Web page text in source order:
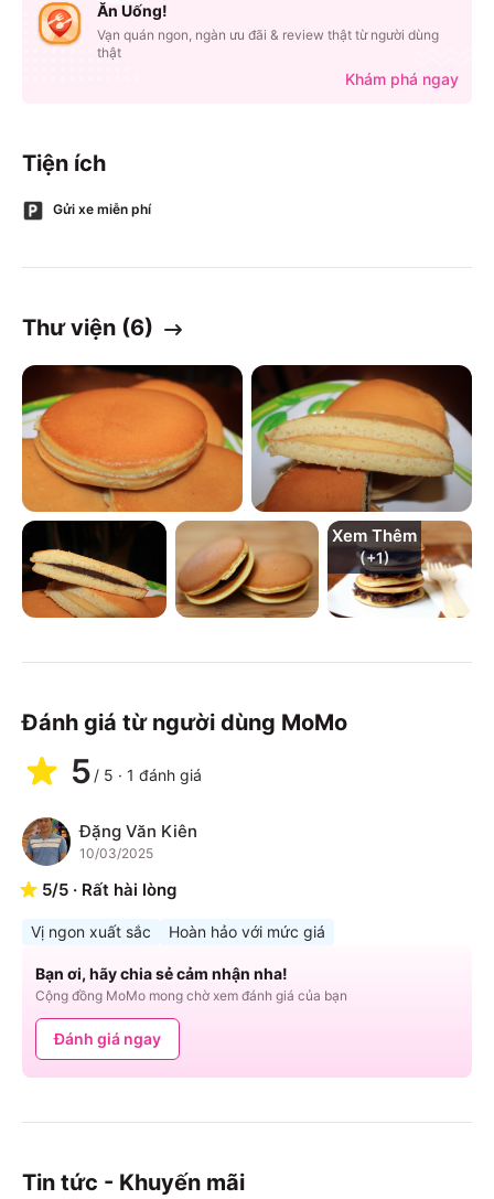
Tiện ích
Gửi xe miễn phí
Thư viện (6)
Xem Thêm
(+1)
Đánh giá từ người dùng MoMo
5 / 5 · 1 đánh giá
Đ Đặng Văn Kiên
10/03/2025
5/5 · Rất hài lòng
Vị ngon xuất sắc Hoàn hảo với mức giá
Bạn ơi, hãy chia sẻ cảm nhận nha!
Cộng đồng MoMo mong chờ xem đánh giá của bạn
Đánh giá ngay
Tin tức - Khuyến mãi
Ăn Uống!
Vạn quán ngon, ngàn ưu đãi & review thật từ người dùng
thật
Khám phá ngay